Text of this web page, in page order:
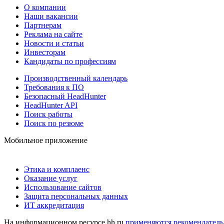
О компании
Наши вакансии
Партнерам
Реклама на сайте
Новости и статьи
Инвесторам
Кандидаты по профессиям
Производственный календарь
Требования к ПО
Безопасный HeadHunter
HeadHunter API
Поиск работы
Поиск по резюме
Мобильное приложение
Этика и комплаенс
Оказание услуг
Использование сайтов
Защита персональных данных
ИТ аккредитация
На информационном ресурсе hh.ru применяются